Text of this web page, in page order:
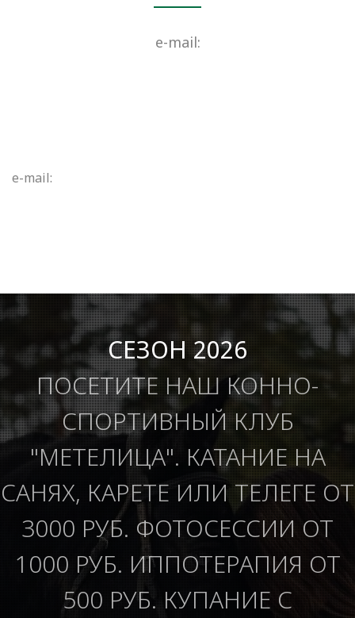
e-mail:
e-mail:
СЕЗОН 2026
ПОСЕТИТЕ НАШ КОННО-
СПОРТИВНЫЙ КЛУБ
"МЕТЕЛИЦА". КАТАНИЕ НА
САНЯХ, КАРЕТЕ ИЛИ ТЕЛЕГЕ ОТ
3000 РУБ. ФОТОСЕССИИ ОТ
1000 РУБ. ИППОТЕРАПИЯ ОТ
500 РУБ. КУПАНИЕ С